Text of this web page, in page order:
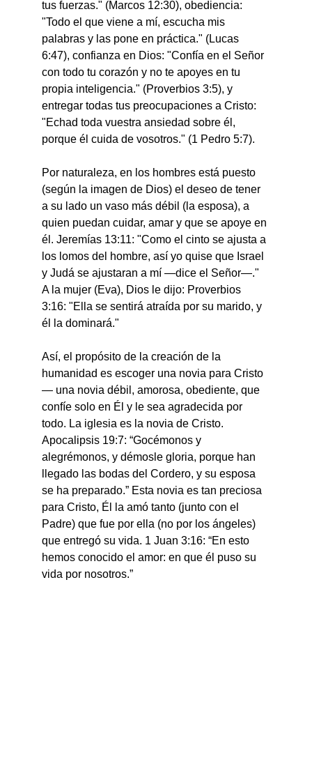
tus fuerzas." (Marcos 12:30), obediencia:
"Todo el que viene a mí, escucha mis
palabras y las pone en práctica." (Lucas
6:47), confianza en Dios: "Confía en el Señor
con todo tu corazón y no te apoyes en tu
propia inteligencia." (Proverbios 3:5), y
entregar todas tus preocupaciones a Cristo:
"Echad toda vuestra ansiedad sobre él,
porque él cuida de vosotros." (1 Pedro 5:7).
Por naturaleza, en los hombres está puesto
(según la imagen de Dios) el deseo de tener
a su lado un vaso más débil (la esposa), a
quien puedan cuidar, amar y que se apoye en
él. Jeremías 13:11: "Como el cinto se ajusta a
los lomos del hombre, así yo quise que Israel
y Judá se ajustaran a mí —dice el Señor—."
A la mujer (Eva), Dios le dijo: Proverbios
3:16: "Ella se sentirá atraída por su marido, y
él la dominará."
Así, el propósito de la creación de la
humanidad es escoger una novia para Cristo
— una novia débil, amorosa, obediente, que
confíe solo en Él y le sea agradecida por
todo. La iglesia es la novia de Cristo.
Apocalipsis 19:7: “Gocémonos y
alegrémonos, y démosle gloria, porque han
llegado las bodas del Cordero, y su esposa
se ha preparado.” Esta novia es tan preciosa
para Cristo, Él la amó tanto (junto con el
Padre) que fue por ella (no por los ángeles)
que entregó su vida. 1 Juan 3:16: “En esto
hemos conocido el amor: en que él puso su
vida por nosotros.”